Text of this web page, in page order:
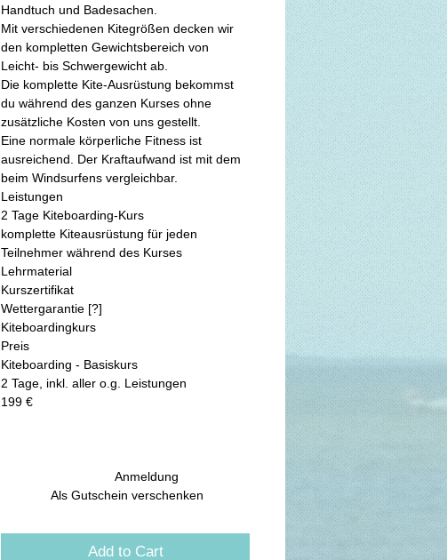
Handtuch und Badesachen.
Mit verschiedenen Kitegrößen decken wir
den kompletten Gewichtsbereich von
Leicht- bis Schwergewicht ab.
Die komplette Kite-Ausrüstung bekommst
du während des ganzen Kurses ohne
zusätzliche Kosten von uns gestellt.
Eine normale körperliche Fitness ist
ausreichend. Der Kraftaufwand ist mit dem
beim Windsurfens vergleichbar.
Leistungen
2 Tage Kiteboarding-Kurs
komplette Kiteausrüstung für jeden
Teilnehmer während des Kurses
Lehrmaterial
Kurszertifikat
Wettergarantie
Kiteboardingkurs
Preis
Kiteboarding - Basiskurs
2 Tage, inkl. aller o.g. Leistungen
199 €
                                Anmeldung
              Als Gutschein verschenken
Add to Cart